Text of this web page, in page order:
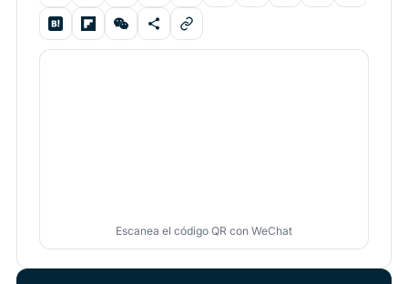
Escanea el código QR con WeChat